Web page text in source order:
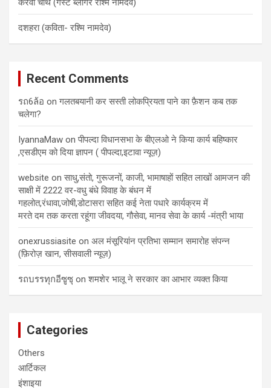
करवा चौथ (गेस्ट ब्लॉगर रश्मि नामदेव)
दशहरा (कविता- रश्मि नामदेव)
Recent Comments
รถ6ล้อ onगलतबयानी कर सस्ती लोकप्रियता पाने का फ़ैशन कब तक
चलेगा?
IyannaMaw onपीपल्दा विधानसभा के बीएलओ ने किया कार्य बहिष्कार
,एसडीएम को दिया ज्ञापन ( पीपल्दा,इटावा न्यूज़)
website onसाधु,संतो, गुरूजनों, काजी, भामाषाहों सहित लाखों आमजन की
साक्षी में 2222 वर-वधु बंधे विवाह के बंधन में
गहलोत,रंधावा,जोषी,डोटासरा सहित कई नेता पधारे कार्यक्रम में
मरते दम तक करता रहूंगा जीवदया, गौसेवा, मानव सेवा के कार्य -मंत्री भाया
onexrussiasite on अल मंसूरियांन प्रतिभा सम्मान समारोह संपन्न
(फ़िरोज़ खान, सीसवाली न्यूज़)
รถบรรทุกอีซูซุ onशमशेर भालू ने सरकार का आभार व्यक्त किया
Categories
Others
आर्टिकल
इंशाइया